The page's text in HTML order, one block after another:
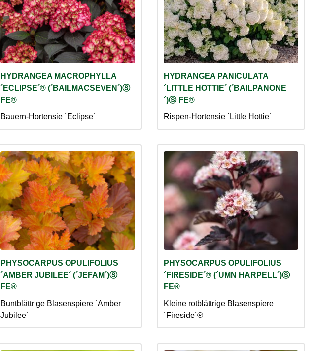
HYDRANGEA MACROPHYLLA
´ECLIPSE´® (´BAILMACSEVEN´)Ⓢ
FE®
Bauern-Hortensie ´Eclipse´
HYDRANGEA PANICULATA
´LITTLE HOTTIE´ (´BAILPANONE
´)Ⓢ FE®
Rispen-Hortensie `Little Hottie´
PHYSOCARPUS OPULIFOLIUS
´AMBER JUBILEE´ (´JEFAM´)Ⓢ
FE®
Buntblättrige Blasenspiere ´Amber
Jubilee´
PHYSOCARPUS OPULIFOLIUS
´FIRESIDE´® (´UMN HARPELL´)Ⓢ
FE®
Kleine rotblättrige Blasenspiere
´Fireside´®